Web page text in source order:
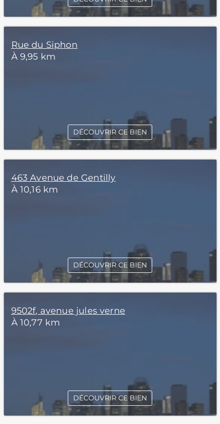
Rue du Siphon
À 9,95 km
DÉCOUVRIR CE BIEN
463 Avenue de Gentilly
À 10,16 km
DÉCOUVRIR CE BIEN
9502f, avenue jules verne
À 10,77 km
DÉCOUVRIR CE BIEN